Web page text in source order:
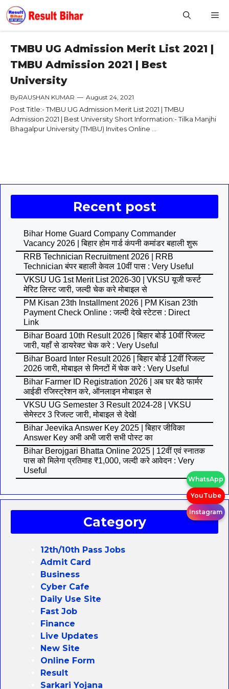
Skip
to
content
TMBU UG Admission Merit List 2021 |
TMBU Admission 2021 | Best
University
ByRAUSHAN KUMAR — August 24, 2021
Post Title:- TMBU UG Admission Merit List 2021 | TMBU
Admission 2021 | Best University Short Information:- Tilka Manjhi
Bhagalpur University (TMBU) Invites Online ...
Recent post
Bihar Home Guard Company Commander
Vacancy 2026 | बिहार होम गार्ड कंपनी कमांडर बहाली शुरू
RRB Technician Recruitment 2026 | RRB
Technician बंपर बहाली केवल 10वीं पास : Very Useful
VKSU UG 1st Merit List 2026-30 | VKSU यूजी फर्स्ट
मेरिट लिस्ट जारी, जल्दी चेक करे मोबाइल से
PM Kisan 23th Installment 2026 | PM Kisan 23th
Payment Check Online : जल्दी देखे स्टेटस : Direct
Link
Bihar Board 10th Result 2026 | बिहार बोर्ड 10वीं रिजल्ट
जारी, यहाँ से डायरेक्ट चेक करे : Very Useful
Bihar Board Inter Result 2026 | बिहार बोर्ड 12वीं रिजल्ट
2026 जारी, मोबाइल से मिनटों में चेक करे : Very Useful
Bihar Farmer ID Registration 2026 | अब घर बैठे फार्मर
आईडी रजिस्ट्रेशन करे, ऑनलाइन मोबाइल से
VKSU UG Semester 3 Result 2024-28 | VKSU
सेमेस्टर 3 रिजल्ट जारी, मोबाइल से देखे!
Bihar Jeevika Answer Key 2025 | बिहार जीविका
Answer Key अभी अभी जारी सभी पोस्ट का
Bihar Berojgari Bhatta Online 2025 | 12वीं एवं स्नातक
पास को मिलेगा प्रतिमाह ₹1,000, जल्दी करे आवेदन : Very
Useful
Category
12th/10th Pass Jobs
Admit Card
Business
Cyber Cafe
Daily Use Site
Fast Job
Finance
Live Updates
New Site
Online Form
Result
Sarkari Yojana
WhatsApp
YouTube
Instagram